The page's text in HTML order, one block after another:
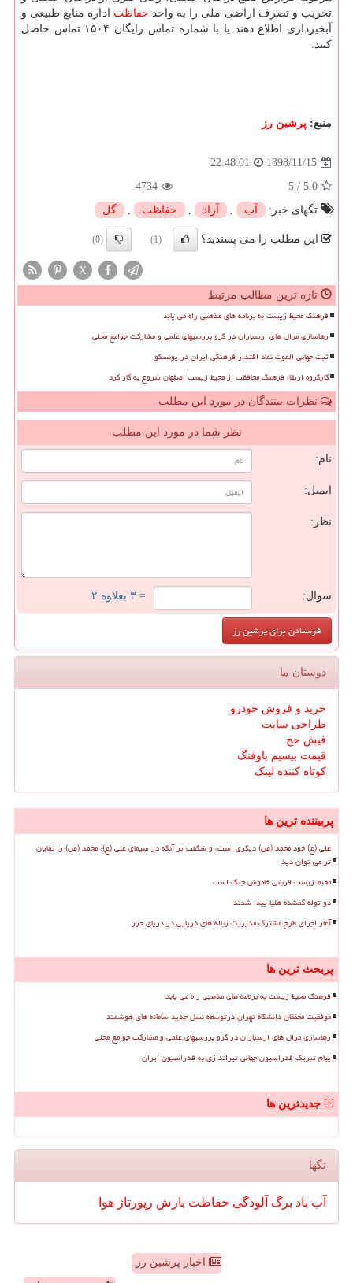
تخریب و تصرف اراضی ملی را به واحد حفاظت اداره منابع طبیعی و
آبخیزداری اطلاع دهند یا با شماره تماس رایگان ۱۵۰۴ تماس حاصل
كنند.
منبع: پرشین رز
1398/11/15
22:48:01
5.0
/
5
4734
تگهای خبر:
آب , آزاد , حفاظت , گل
این مطلب را می پسندید؟ (1)
(0)
X
تازه ترین مطالب مرتبط
فرهنگ محیط زیست به برنامه های مذهبی راه می یابد
رهاسازی مرال های ارسباران در گرو بررسیهای علمی و مشارکت جوامع محلی
ثبت جهانی الموت نماد اقتدار فرهنگی ایران در یونسکو
کارگروه ارتقاء فرهنگ محافظت از محیط زیست اصفهان شروع به کار کرد
نظرات بینندگان در مورد این مطلب
نظر شما در مورد این مطلب
نام:
ایمیل:
نظر:
سوال: = ۳ بعلاوه ۲
دوستان ما
خرید و فروش خودرو
طراحی سایت
فیش حج
قیمت بیسیم باوفنگ
کوتاه کننده لینک
پربیننده ترین ها
علی (ع) خود محمد (ص) دیگری است، و شگفت تر آنکه در سیمای علی (ع)، محمد (ص) را نمایان
تر می توان دید
محیط زیست قربانی خاموش جنگ است
دو توله گمشده هلیا پیدا شدند
آغاز اجرای طرح مشترک مدیریت زباله های دریایی در دریای خزر
پربحث ترین ها
فرهنگ محیط زیست به برنامه های مذهبی راه می یابد
موفقیت محققان دانشگاه تهران درتوسعه نسل جدید سامانه های هوشمند
رهاسازی مرال های ارسباران در گرو بررسیهای علمی و مشارکت جوامع محلی
پیام تبریک فدراسیون جهانی تیراندازی به فدراسیون ایران
جدیدترین ها
تگها
آب باد برگ آلودگی حفاظت بارش رپورتاژ هوا
اخبار پرشین رز